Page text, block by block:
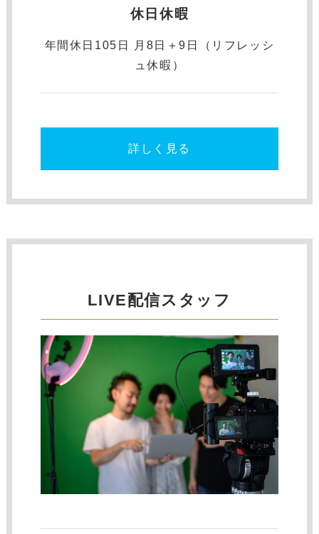
休日休暇
年間休⽇105日 月8日＋9日（リフレッシ
ュ休暇）
詳しく見る
LIVE配信スタッフ